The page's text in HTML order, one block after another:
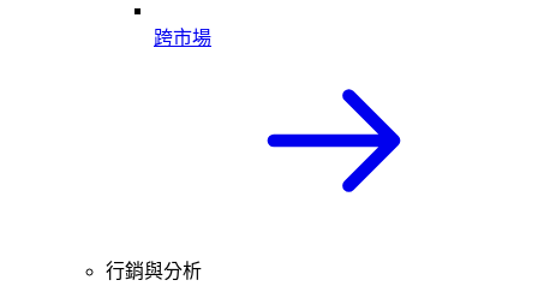
跨市場
行銷與分析